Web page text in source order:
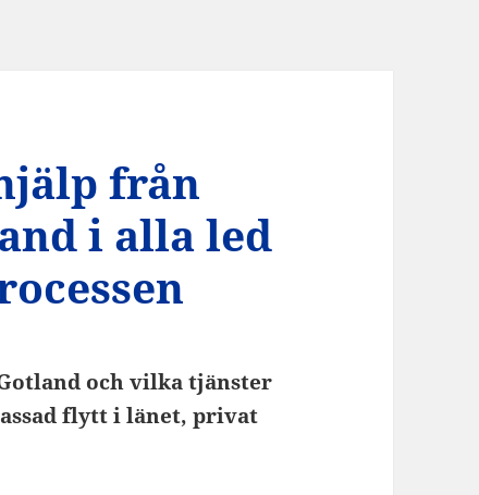
från
i alla led
och vilka tjänster
flytt i länet, privat